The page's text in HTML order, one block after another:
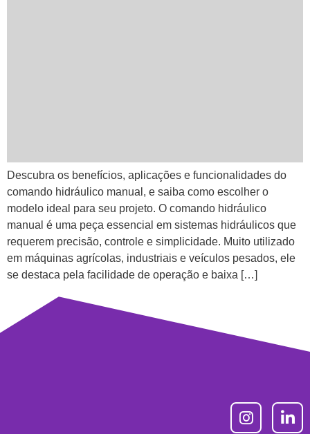
Descubra os benefícios, aplicações e funcionalidades do
comando hidráulico manual, e saiba como escolher o
modelo ideal para seu projeto. O comando hidráulico
manual é uma peça essencial em sistemas hidráulicos que
requerem precisão, controle e simplicidade. Muito utilizado
em máquinas agrícolas, industriais e veículos pesados, ele
se destaca pela facilidade de operação e baixa […]